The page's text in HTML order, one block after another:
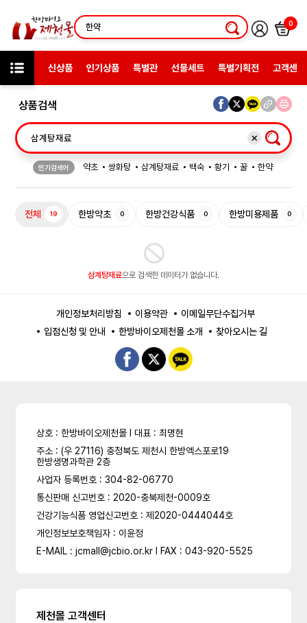
0
신상품 인기상품 특별관 선물세트 특별기획전 고객센터
상품검색
인기검색어 약초 쌍화탕 삼계탕재료 백숙 황기 꿀
한약
전체 19 한방약초 0 한방건강식품 0 한방미용제품 0
삼계탕재료으로 검색한 데이터가 없습니다.
개인정보처리방침 이용약관
이메일무단수집거부
입점신청 및 안내
한방바이오제천몰 소개 찾아오시는 길
상호 : 한방바이오제천몰 l 대표 : 최명현
주소 : (우 27116) 충청북도 제천시 한방엑스포로19
한방생명과학관 2층
사업자 등록번호 : 304-82-06770
통신판매 신고번호 : 2020-충북제천-0009호
건강기능식품 영업신고번호 : 제2020-0444044호
개인정보보호책임자 : 이윤정
E-MAIL : jcmall@jcbio.or.kr l FAX : 043-920-5525
제천몰 고객센터